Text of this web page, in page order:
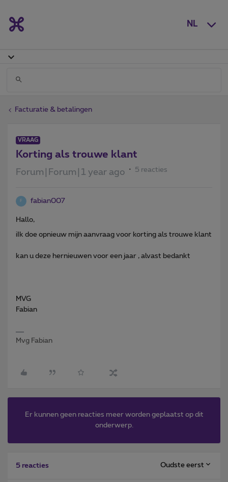
NL
Facturatie & betalingen
VRAAG
Korting als trouwe klant
Forum|Forum|1 year ago 5 reacties
F fabian007
Hallo,
iIk doe opnieuw mijn aanvraag voor korting als trouwe klant
kan u deze hernieuwen voor een jaar , alvast bedankt
MVG
Fabian
Mvg Fabian
Er kunnen geen reacties meer worden geplaatst op dit
onderwerp.
5 reacties Oudste eerst